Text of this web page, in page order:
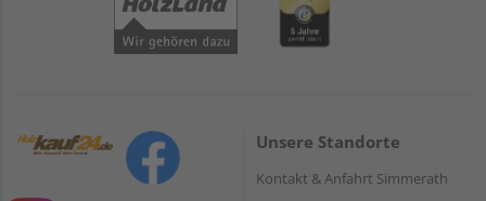
Unsere Standorte
Kontakt & Anfahrt Simmerath